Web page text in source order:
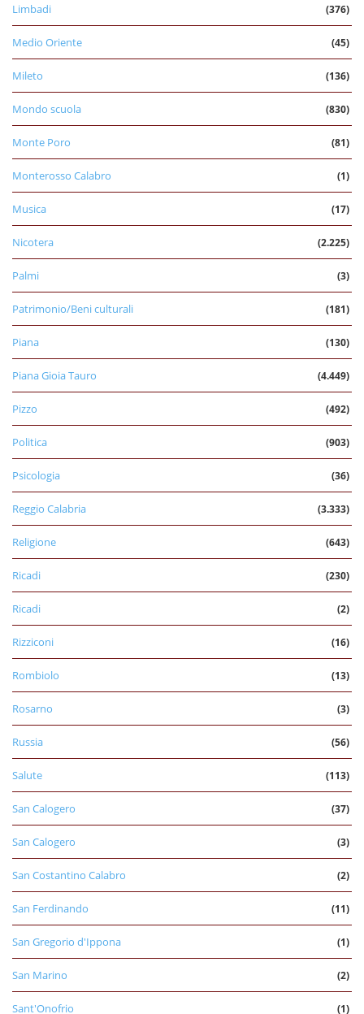
Limbadi (376)
Medio Oriente (45)
Mileto (136)
Mondo scuola (830)
Monte Poro (81)
Monterosso Calabro (1)
Musica (17)
Nicotera (2.225)
Palmi (3)
Patrimonio/Beni culturali (181)
Piana (130)
Piana Gioia Tauro (4.449)
Pizzo (492)
Politica (903)
Psicologia (36)
Reggio Calabria (3.333)
Religione (643)
Ricadi (230)
Ricadi (2)
Rizziconi (16)
Rombiolo (13)
Rosarno (3)
Russia (56)
Salute (113)
San Calogero (37)
San Calogero (3)
San Costantino Calabro (2)
San Ferdinando (11)
San Gregorio d'Ippona (1)
San Marino (2)
Sant'Onofrio (1)